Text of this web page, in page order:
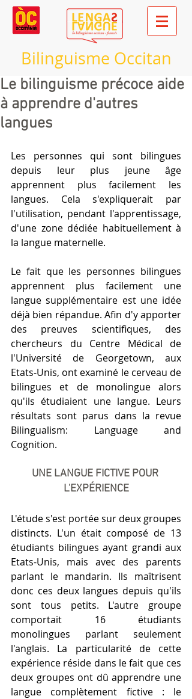
Bilinguisme Occitan
Le bilinguisme précoce aide
à apprendre d'autres
langues
Les personnes qui sont bilingues
depuis leur plus jeune âge
apprennent plus facilement les
langues. Cela s'expliquerait par
l'utilisation, pendant l'apprentissage,
d'une zone dédiée habituellement à
la langue maternelle.
Le fait que les personnes bilingues
apprennent plus facilement une
langue supplémentaire est une idée
déjà bien répandue. Afin d'y apporter
des preuves scientifiques, des
chercheurs du Centre Médical de
l'Université de Georgetown, aux
Etats-Unis, ont examiné le cerveau de
bilingues et de monolingue alors
qu'ils étudiaient une langue. Leurs
résultats sont parus dans la revue
Bilingualism: Language and
Cognition.
UNE LANGUE FICTIVE POUR
L'EXPÉRIENCE
L'étude s'est portée sur deux groupes
distincts. L'un était composé de 13
étudiants bilingues ayant grandi aux
Etats-Unis, mais avec des parents
parlant le mandarin. Ils maîtrisent
donc ces deux langues depuis qu'ils
sont tous petits. L'autre groupe
comportait 16 étudiants
monolingues parlant seulement
l'anglais. La particularité de cette
expérience réside dans le fait que ces
deux groupes ont dû apprendre une
langue complètement fictive : le